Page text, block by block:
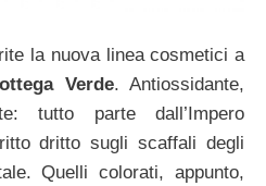
la nuova linea cosmetici a
Verde. Antiossidante,
tutto parte dall’Impero
dritto sugli scaffali degli
Quelli colorati, appunto,